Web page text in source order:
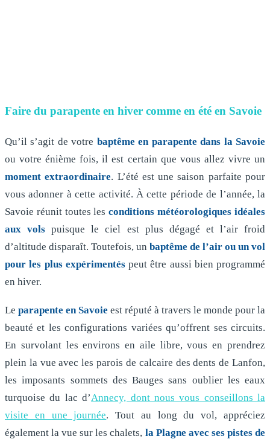
Faire du parapente en hiver comme en été en Savoie
Qu’il s’agit de votre baptême en parapente dans la Savoie
ou votre énième fois, il est certain que vous allez vivre un
moment extraordinaire. L’été est une saison parfaite pour
vous adonner à cette activité. À cette période de l’année, la
Savoie réunit toutes lesconditions météorologiques idéales
aux vols puisque le ciel est plus dégagé et l’air froid
d’altitude disparaît. Toutefois, un baptême de l’air ou un vol
pour les plus expérimentéspeut être aussi bien programmé
en hiver.
Le parapente en Savoie est réputé à travers le monde pour la
beauté et les configurations variées qu’offrent ses circuits.
En survolant les environs en aile libre, vous en prendrez
plein la vue avec les parois de calcaire des dents de Lanfon,
les imposants sommets des Bauges sans oublier les eaux
turquoise du lac d’Annecy, dont nous vous conseillons la
visite en une journée. Tout au long du vol, appréciez
également la vue sur les chalets, la Plagne avec ses pistes de